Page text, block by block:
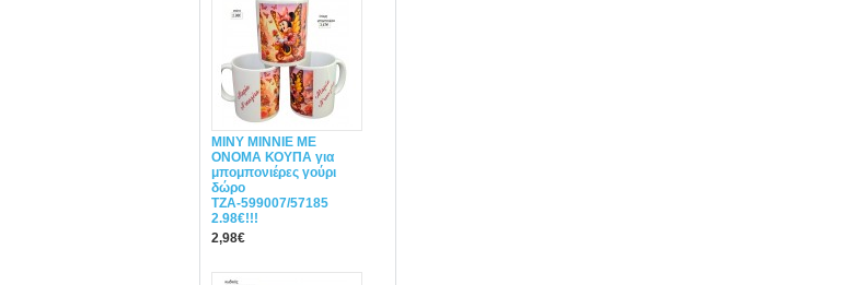
MINY ΜΙΝΝΙΕ ME
ONOMA ΚΟΥΠΑ για
μπομπονιέρες γούρι
δώρο
ΤΖΑ-599007/57185
2.98€!!!
2,98€